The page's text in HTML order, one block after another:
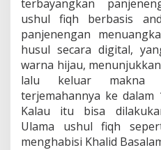
terbayangkan
ushul fiqh berbasis
panjenengan
husul secara digital,
warna hijau,
lalu keluar makna
terjemahannya ke dalam
Kalau itu bisa
Ulama ushul fiqh
menghabisi Khalid